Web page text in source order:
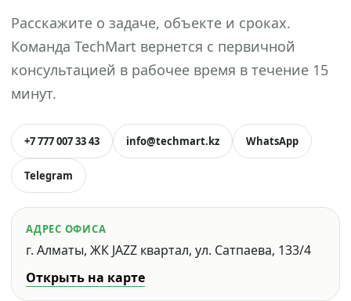
Расскажите о задаче, объекте и сроках.
Команда TechMart вернется с первичной
консультацией в рабочее время в течение 15
минут.
+7 777 007 33 43 info@techmart.kz WhatsApp
Telegram
АДРЕС ОФИСА
г. Алматы, ЖК JAZZ квартал, ул. Сатпаева, 133/4
Открыть на карте